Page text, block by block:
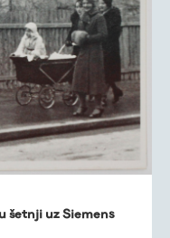
šetnji uz Siemens